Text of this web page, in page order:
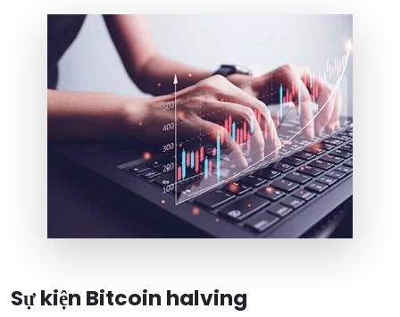
Sự kiện Bitcoin halving